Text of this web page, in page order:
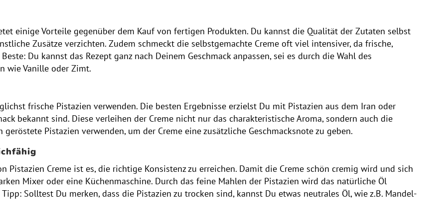
einige Vorteile gegenüber dem Kauf von fertigen Produkten. Du kannst die Qualität der Zutaten selbst
Zusätze verzichten. Zudem schmeckt die selbstgemachte Creme oft viel intensiver, da frische,
Du kannst das Rezept ganz nach Deinem Geschmack anpassen, sei es durch die Wahl des
wie Vanille oder Zimt.
frische Pistazien verwenden. Die besten Ergebnisse erzielst Du mit Pistazien aus dem Iran oder
bekannt sind. Diese verleihen der Creme nicht nur das charakteristische Aroma, sondern auch die
Pistazien verwenden, um der Creme eine zusätzliche Geschmacksnote zu geben.
Pistazien Creme ist es, die richtige Konsistenz zu erreichen. Damit die Creme schön cremig wird und sich
Mixer oder eine Küchenmaschine. Durch das feine Mahlen der Pistazien wird das natürliche Öl
Solltest Du merken, dass die Pistazien zu trocken sind, kannst Du etwas neutrales Öl, wie z.B. Mandel-